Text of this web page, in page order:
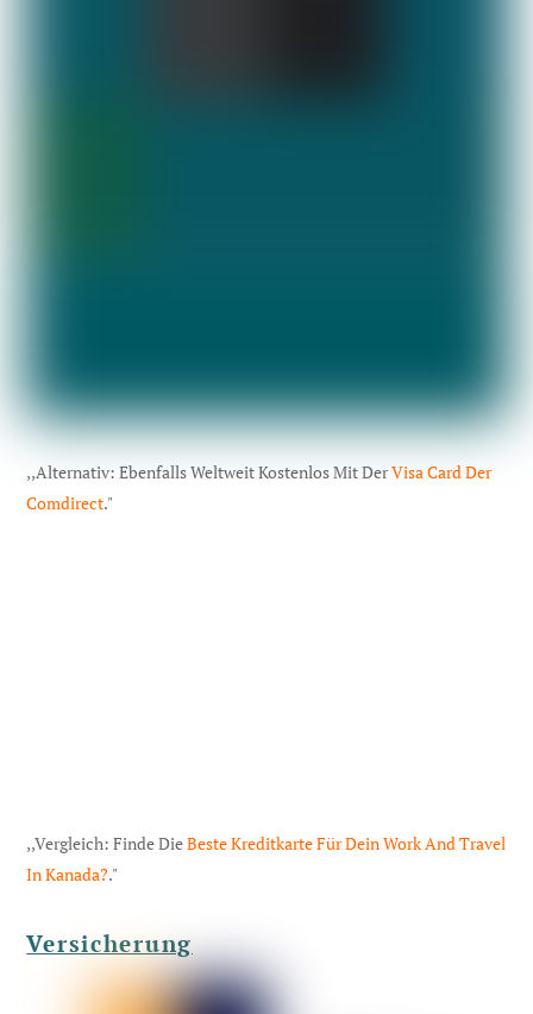
,,Alternativ: Ebenfalls Weltweit Kostenlos Mit DerVisa Card Der
Comdirect."
,,Vergleich: Finde DieBeste Kreditkarte Für Dein Work And Travel
In Kanada?."
Versicherung